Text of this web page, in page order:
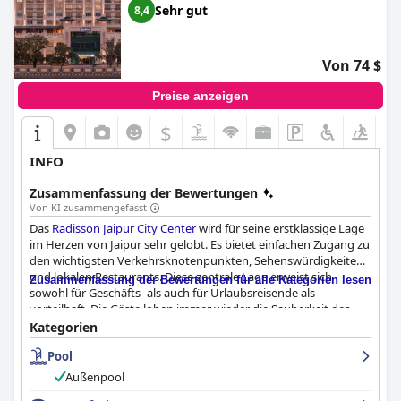
Jaipurzeichnet sich als außergewöhnliches Luxusreiseziel aus
und bietet außergewöhnliche Gastfreundschaft und einen
unvergesslichen Aufenthalt, wobei die Gäste es häufig als eines
der besten Fünf-Sterne-Hotels bezeichnen, die sie in Indien
erlebt haben.
8,4 Sehr gut
Von 74 $
Preise anzeigen
$
INFO
Zusammenfassung der Bewertungen
Von KI zusammengefasst
Das Radisson Jaipur City Centerwird für seine erstklassige Lage
im Herzen von Jaipur sehr gelobt. Es bietet einfachen Zugang zu
den wichtigsten Verkehrsknotenpunkten, Sehenswürdigkeiten
und lokalen Restaurants. Diese zentrale Lage erweist sich
sowohl für Geschäfts- als auch für Urlaubsreisende als
vorteilhaft. Die Gäste loben immer wieder die Sauberkeit des
Hotels und heben die makellosen Zimmer und die gut
gepflegten Einrichtungen hervor, die zu einem angenehmen
Aufenthalt beitragen.
Das Frühstückserlebnis erhält gemischte Kritiken, ist aber
Zusammenfassung der Bewertungen für alle Kategorien lesen
Kategorien
Pool
Außenpool